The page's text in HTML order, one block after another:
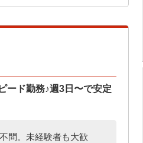
ード勤務♪週3日〜で安定
問。未経験者も大歓